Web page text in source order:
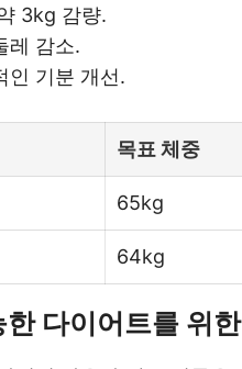
3kg 감량.
레 감소.
인 기분 개선.
목표 체중
65kg
64kg
다이어트를 위